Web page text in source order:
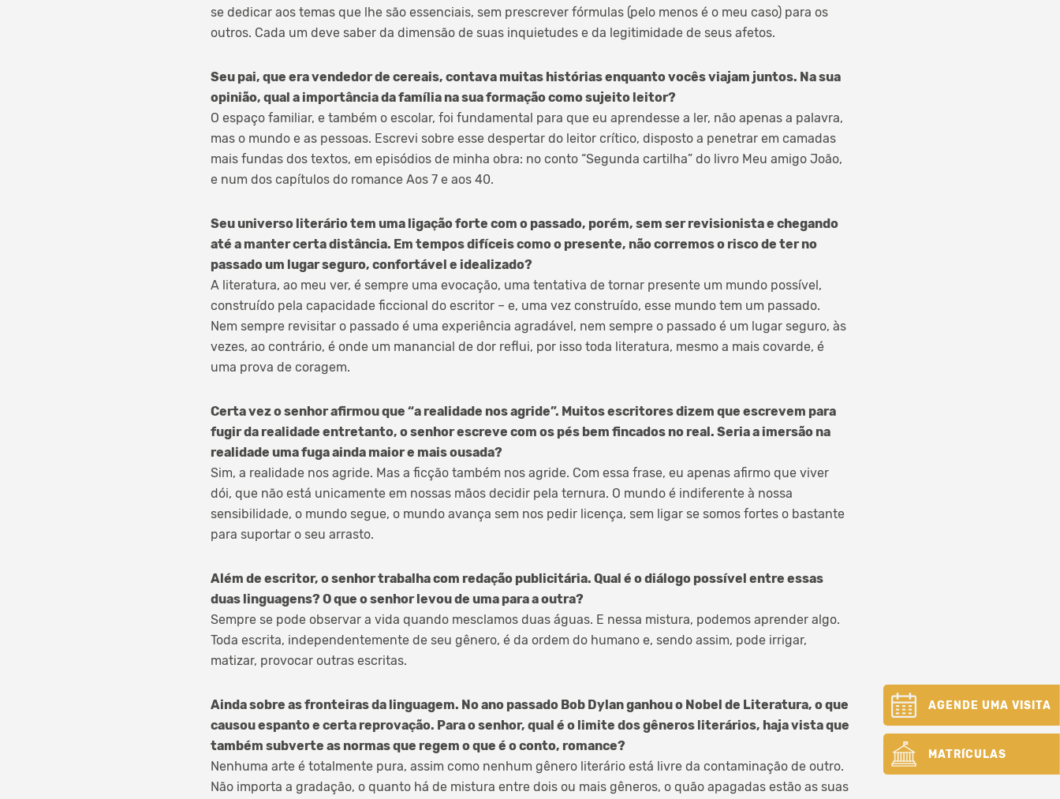
se dedicar aos temas que lhe são essenciais, sem prescrever fórmulas (pelo menos é o meu caso) para os
outros. Cada um deve saber da dimensão de suas inquietudes e da legitimidade de seus afetos.
Seu pai, que era vendedor de cereais, contava muitas histórias enquanto vocês viajam juntos. Na sua
opinião, qual a importância da família na sua formação como sujeito leitor?
O espaço familiar, e também o escolar, foi fundamental para que eu aprendesse a ler, não apenas a palavra,
mas o mundo e as pessoas. Escrevi sobre esse despertar do leitor crítico, disposto a penetrar em camadas
mais fundas dos textos, em episódios de minha obra: no conto “Segunda cartilha” do livro Meu amigo João,
e num dos capítulos do romance Aos 7 e aos 40.
Seu universo literário tem uma ligação forte com o passado, porém, sem ser revisionista e chegando
até a manter certa distância. Em tempos difíceis como o presente, não corremos o risco de ter no
passado um lugar seguro, confortável e idealizado?
A literatura, ao meu ver, é sempre uma evocação, uma tentativa de tornar presente um mundo possível,
construído pela capacidade ficcional do escritor – e, uma vez construído, esse mundo tem um passado.
Nem sempre revisitar o passado é uma experiência agradável, nem sempre o passado é um lugar seguro, às
vezes, ao contrário, é onde um manancial de dor reflui, por isso toda literatura, mesmo a mais covarde, é
uma prova de coragem.
Certa vez o senhor afirmou que “a realidade nos agride”. Muitos escritores dizem que escrevem para
fugir da realidade entretanto, o senhor escreve com os pés bem fincados no real. Seria a imersão na
realidade uma fuga ainda maior e mais ousada?
Sim, a realidade nos agride. Mas a ficção também nos agride. Com essa frase, eu apenas afirmo que viver
dói, que não está unicamente em nossas mãos decidir pela ternura. O mundo é indiferente à nossa
sensibilidade, o mundo segue, o mundo avança sem nos pedir licença, sem ligar se somos fortes o bastante
para suportar o seu arrasto.
Além de escritor, o senhor trabalha com redação publicitária. Qual é o diálogo possível entre essas
duas linguagens? O que o senhor levou de uma para a outra?
Sempre se pode observar a vida quando mesclamos duas águas. E nessa mistura, podemos aprender algo.
Toda escrita, independentemente de seu gênero, é da ordem do humano e, sendo assim, pode irrigar,
matizar, provocar outras escritas.
Ainda sobre as fronteiras da linguagem. No ano passado Bob Dylan ganhou o Nobel de Literatura, o que
causou espanto e certa reprovação. Para o senhor, qual é o limite dos gêneros literários, haja vista que
também subverte as normas que regem o que é o conto, romance?
Nenhuma arte é totalmente pura, assim como nenhum gênero literário está livre da contaminação de outro.
Não importa a gradação, o quanto há de mistura entre dois ou mais gêneros, o quão apagadas estão as suas
AGENDE UMA VISITA
MATRÍCULAS